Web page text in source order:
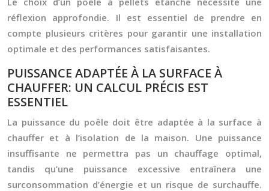
réflexion approfondie. Il est essentiel de prendre en
compte plusieurs critères pour garantir une installation
optimale et des performances satisfaisantes.
PUISSANCE ADAPTÉE À LA SURFACE À
CHAUFFER: UN CALCUL PRÉCIS EST
ESSENTIEL
La puissance du poêle doit être adaptée à la surface à
chauffer et à l’isolation de la maison. Une puissance
insuffisante ne permettra pas un chauffage optimal,
tandis qu’une puissance excessive entraînera une
surconsommation d’énergie et un risque de surchauffe.